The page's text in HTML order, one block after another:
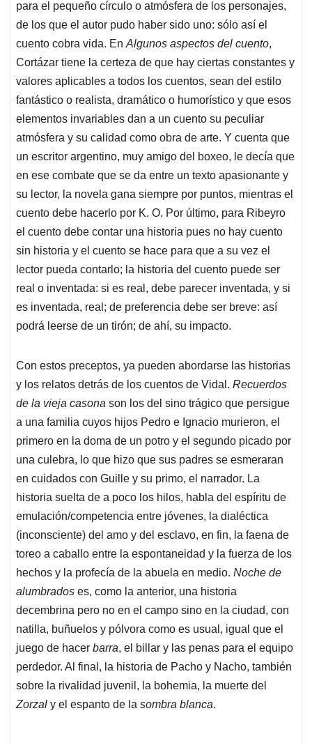
para el pequeño círculo o atmósfera de los personajes,
de los que el autor pudo haber sido uno: sólo así el
cuento cobra vida. En Algunos aspectos del cuento,
Cortázar tiene la certeza de que hay ciertas constantes y
valores aplicables a todos los cuentos, sean del estilo
fantástico o realista, dramático o humorístico y que esos
elementos invariables dan a un cuento su peculiar
atmósfera y su calidad como obra de arte. Y cuenta que
un escritor argentino, muy amigo del boxeo, le decía que
en ese combate que se da entre un texto apasionante y
su lector, la novela gana siempre por puntos, mientras el
cuento debe hacerlo por K. O. Por último, para Ribeyro
el cuento debe contar una historia pues no hay cuento
sin historia y el cuento se hace para que a su vez el
lector pueda contarlo; la historia del cuento puede ser
real o inventada: si es real, debe parecer inventada, y si
es inventada, real; de preferencia debe ser breve: así
podrá leerse de un tirón; de ahí, su impacto.
Con estos preceptos, ya pueden abordarse las historias
y los relatos detrás de los cuentos de Vidal. Recuerdos
de la vieja casona son los del sino trágico que persigue
a una familia cuyos hijos Pedro e Ignacio murieron, el
primero en la doma de un potro y el segundo picado por
una culebra, lo que hizo que sus padres se esmeraran
en cuidados con Guille y su primo, el narrador. La
historia suelta de a poco los hilos, habla del espíritu de
emulación/competencia entre jóvenes, la dialéctica
(inconsciente) del amo y del esclavo, en fin, la faena de
toreo a caballo entre la espontaneidad y la fuerza de los
hechos y la profecía de la abuela en medio. Noche de
alumbrados es, como la anterior, una historia
decembrina pero no en el campo sino en la ciudad, con
natilla, buñuelos y pólvora como es usual, igual que el
juego de hacer barra, el billar y las penas para el equipo
perdedor. Al final, la historia de Pacho y Nacho, también
sobre la rivalidad juvenil, la bohemia, la muerte del
Zorzal y el espanto de la sombra blanca.